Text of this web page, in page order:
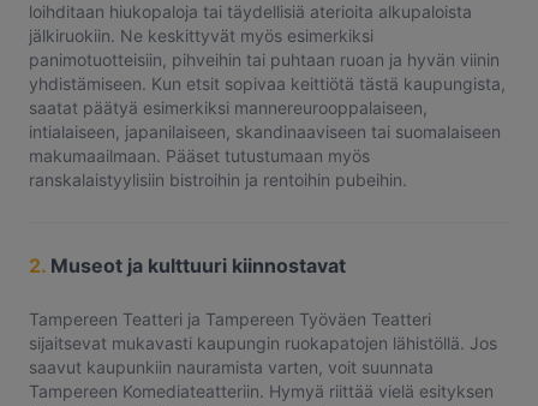
loihditaan hiukopaloja tai täydellisiä aterioita alkupaloista
jälkiruokiin. Ne keskittyvät myös esimerkiksi
panimotuotteisiin, pihveihin tai puhtaan ruoan ja hyvän viinin
yhdistämiseen. Kun etsit sopivaa keittiötä tästä kaupungista,
saatat päätyä esimerkiksi mannereurooppalaiseen,
intialaiseen, japanilaiseen, skandinaaviseen tai suomalaiseen
makumaailmaan. Pääset tutustumaan myös
ranskalaistyylisiin bistroihin ja rentoihin pubeihin.
2. Museot ja kulttuuri kiinnostavat
Tampereen Teatteri ja Tampereen Työväen Teatteri
sijaitsevat mukavasti kaupungin ruokapatojen lähistöllä. Jos
saavut kaupunkiin nauramista varten, voit suunnata
Tampereen Komediateatteriin. Hymyä riittää vielä esityksen